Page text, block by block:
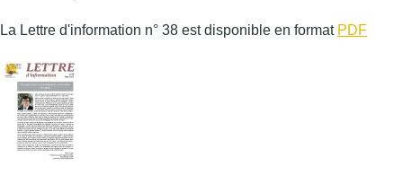
La Lettre d'information n° 38 est disponible en format PDF